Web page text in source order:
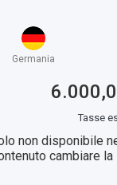
Germania
Tasse
non disponibile
cambiare